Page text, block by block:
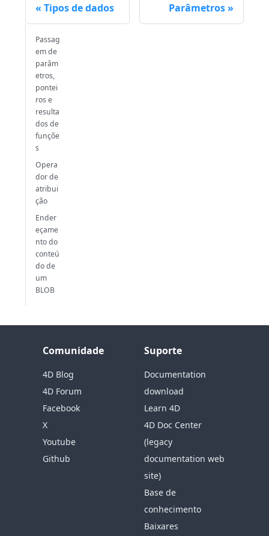
Tipos de dados Parâmetros
Passag
em de
parâm
etros,
pontei
ros e
resulta
dos de
funçõe
s
Opera
dor de
atribui
ção
Ender
eçame
nto do
conteú
do de
um
BLOB
Comunidade
4D Blog
4D Forum
Facebook
X
Youtube
Github
Suporte
Documentation
download
Learn 4D
4D Doc Center
(legacy
documentation web
site)
Base de
conhecimento
Baixares